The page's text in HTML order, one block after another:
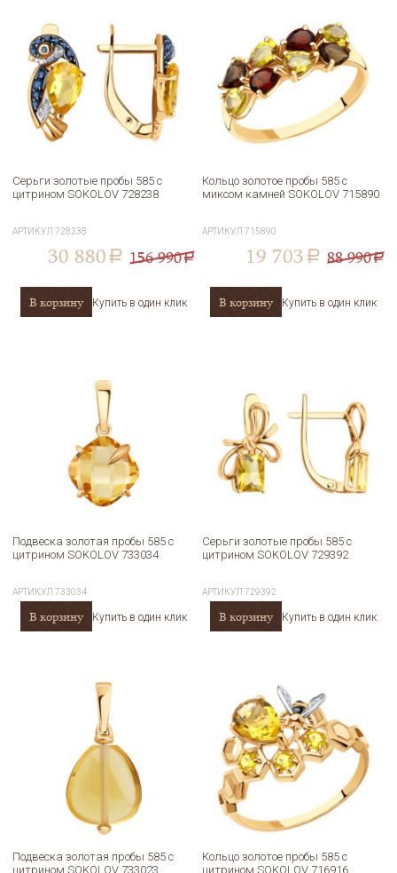
Серьги золотые пробы 585 с
цитрином SOKOLOV 728238
АРТИКУЛ728238
30 880 a 156 990a
В корзину Купить в один клик
Кольцо золотое пробы 585 с
миксом камней SOKOLOV 715890
АРТИКУЛ715890
19 703 a 88 990a
В корзину Купить в один клик
Подвеска золотая пробы 585 с
цитрином SOKOLOV 733034
АРТИКУЛ733034
В корзину Купить в один клик
Серьги золотые пробы 585 с
цитрином SOKOLOV 729392
АРТИКУЛ729392
В корзину Купить в один клик
Подвеска золотая пробы 585 с
цитрином SOKOLOV 733023
Кольцо золотое пробы 585 с
цитрином SOKOLOV 716916